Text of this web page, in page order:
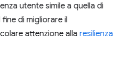
utente simile a quella di
di migliorare il
attenzione alla resilienza